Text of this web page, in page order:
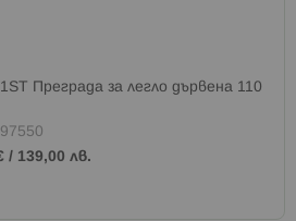
Преграда за легло дървена 110
/ 139,00 лв.